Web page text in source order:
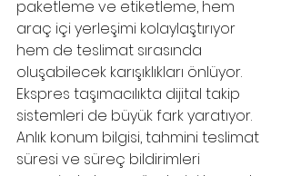
paketleme ve etiketleme, hem
araç içi yerleşimi kolaylaştırıyor
hem de teslimat sırasında
oluşabilecek karışıklıkları önlüyor.
Ekspres taşımacılıkta dijital takip
sistemleri de büyük fark yaratıyor.
Anlık konum bilgisi, tahmini teslimat
süresi ve süreç bildirimleri